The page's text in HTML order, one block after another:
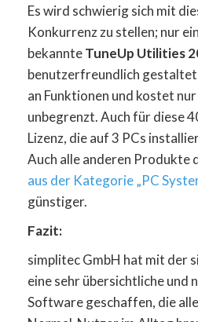
Es wird schwierig sich mit
Konkurrenz zu stellen; nur
bekannteTuneUp Utilities
benutzerfreundlich
an Funktionen und kostet
unbegrenzt. Auch für diese
Lizenz, die auf 3 PCs
Auch alle anderen Produkte
aus der Kategorie „PC
günstiger.
Fazit:
simplitec GmbH hat mit der
eine sehr übersichtliche und
Software geschaffen, die